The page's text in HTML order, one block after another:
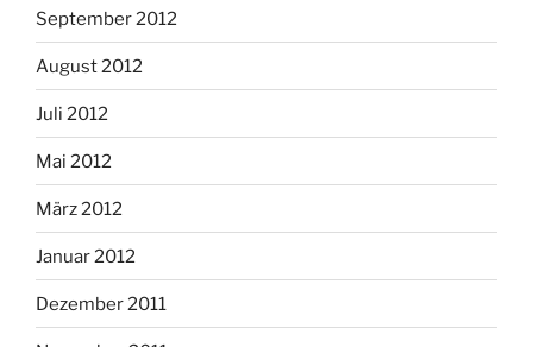
September 2012
August 2012
Juli 2012
Mai 2012
März 2012
Januar 2012
Dezember 2011